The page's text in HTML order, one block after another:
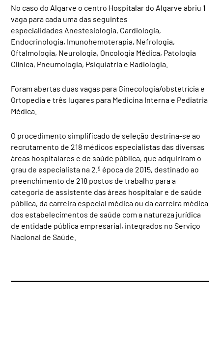
No caso do Algarve o centro Hospitalar do Algarve abriu 1
vaga para cada uma das seguintes
especialidades Anestesiologia, Cardiologia,
Endocrinologia, Imunohemoterapia, Nefrologia,
Oftalmologia, Neurologia, Oncologia Médica, Patologia
Clínica, Pneumologia, Psiquiatria e Radiologia.
Foram abertas duas vagas para Ginecologia/obstetrícia e
Ortopedia e três lugares para Medicina Interna e Pediatria
Médica.
O procedimento simplificado de seleção destrina-se ao
recrutamento de 218 médicos especialistas das diversas
áreas hospitalares e de saúde pública, que adquiriram o
grau de especialista na 2.º época de 2015, destinado ao
preenchimento de 218 postos de trabalho para a
categoria de assistente das áreas hospitalar e de saúde
pública, da carreira especial médica ou da carreira médica
dos estabelecimentos de saúde com a natureza jurídica
de entidade pública empresarial, integrados no Serviço
Nacional de Saúde.